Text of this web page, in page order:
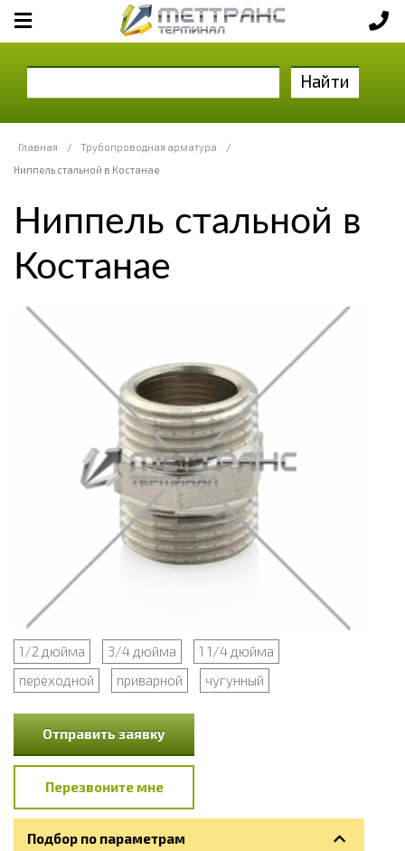
Найти
Главная / Трубопроводная арматура
/
Ниппель стальной в Костанае
Ниппель стальной в
Костанае
1/2 дюйма 3/4 дюйма
1 1/4 дюйма
переходной
приварной чугунный
Отправить заявку
Перезвоните мне
Подбор по параметрам